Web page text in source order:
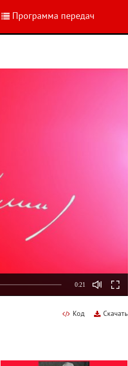
Программа передач
0:21
Скачать
Код